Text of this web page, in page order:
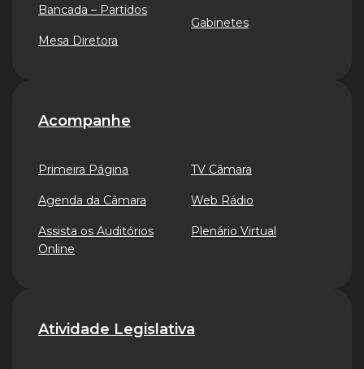
Bancada – Partidos
Mesa Diretora
Gabinetes
Acompanhe
Primeira Página
Agenda da Câmara
Assista os Auditórios
Online
TV Câmara
Web Rádio
Plenário Virtual
Atividade Legislativa